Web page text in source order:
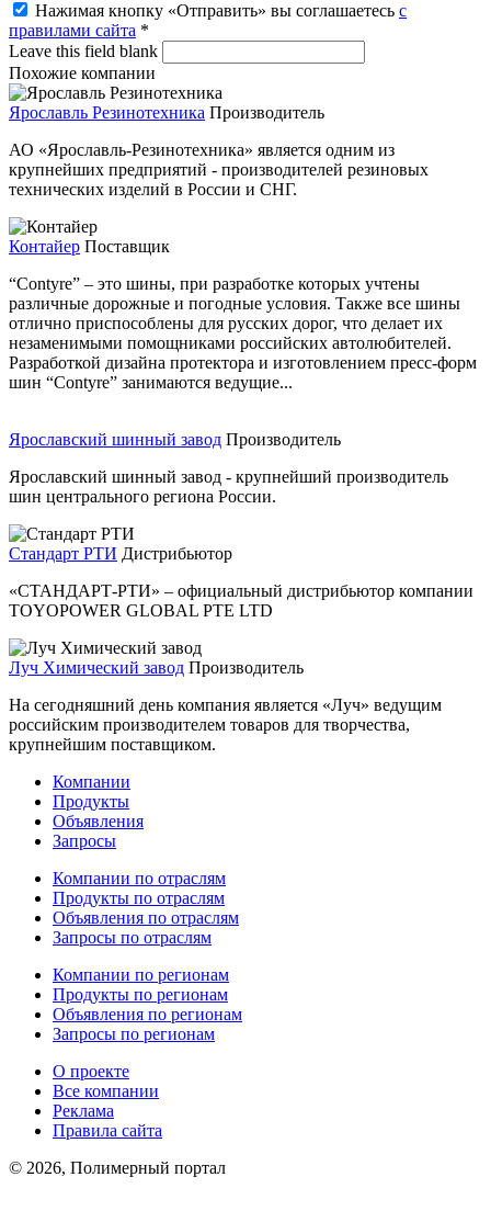
Нажимая кнопку «Отправить» вы соглашаетесь с
правилами сайта *
Leave this field blank
Похожие компании
Ярославль Резинотехника Производитель
АО «Ярославль-Резинотехника» является одним из
крупнейших предприятий - производителей резиновых
технических изделий в России и СНГ.
Контайер Поставщик
“Contyre” – это шины, при разработке которых учтены
различные дорожные и погодные условия. Также все шины
отлично приспособлены для русских дорог, что делает их
незаменимыми помощниками российских автолюбителей.
Разработкой дизайна протектора и изготовлением пресс-форм
шин “Contyre” занимаются ведущие...
Ярославский шинный завод Производитель
Ярославский шинный завод - крупнейший производитель
шин центрального региона России.
Стандарт РТИ Дистрибьютор
«СТАНДАРТ-РТИ» – официальный дистрибьютор компании
TOYOPOWER GLOBAL PTE LTD
Луч Химический завод Производитель
На сегодняшний день компания является «Луч» ведущим
российским производителем товаров для творчества,
крупнейшим поставщиком.
Компании
Продукты
Объявления
Запросы
Компании по отраслям
Продукты по отраслям
Объявления по отраслям
Запросы по отраслям
Компании по регионам
Продукты по регионам
Объявления по регионам
Запросы по регионам
О проекте
Все компании
Реклама
Правила сайта
© 2026, Полимерный портал